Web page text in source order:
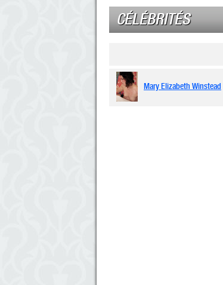
CÉLÉBRITÉS
Mary Elizabeth Winstead